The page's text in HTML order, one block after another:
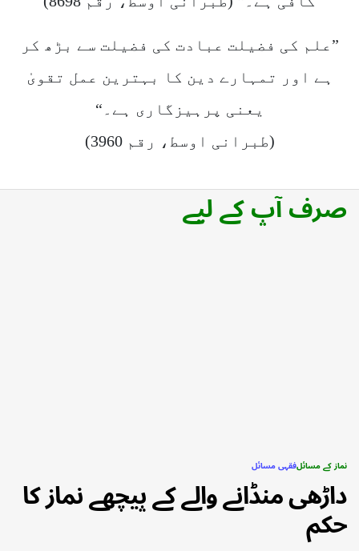
”علم کی فضیلت عبادت کی فضیلت سے بڑھ کر
ہے اور تمہارے دین کا بہترین عمل تقویٰ
یعنی پرہیزگاری ہے۔“
(طبرانی اوسط، رقم 3960)
صرف آپ کے لیے
POSTED
IN
نماز کے مسائلفقہی مسائل
داڑھی منڈانے والے کے پیچھے نماز کا
حکم